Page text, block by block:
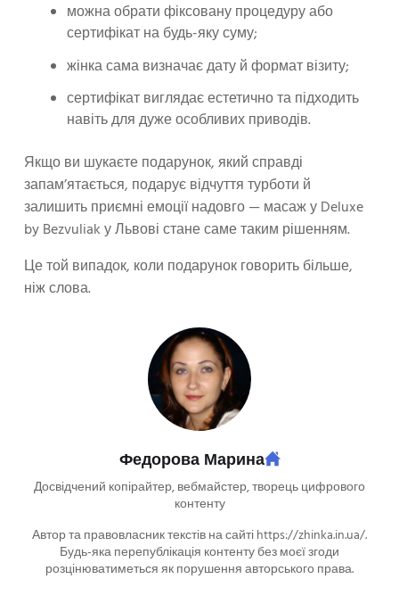
можна обрати фіксовану процедуру або
сертифікат на будь-яку суму;
жінка сама визначає дату й формат візиту;
сертифікат виглядає естетично та підходить
навіть для дуже особливих приводів.
Якщо ви шукаєте подарунок, який справді
запам’ятається, подарує відчуття турботи й
залишить приємні емоції надовго — масаж у Deluxe
by Bezvuliak у Львові стане саме таким рішенням.
Це той випадок, коли подарунок говорить більше,
ніж слова.
Федорова Марина
Досвідчений копірайтер, вебмайстер, творець цифрового
контенту
Автор та правовласник текстів на сайті https://zhinka.in.ua/.
Будь-яка перепублікація контенту без моєї згоди
розцінюватиметься як порушення авторського права.